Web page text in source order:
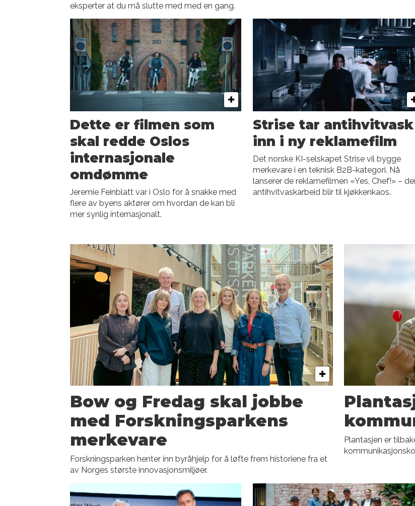
eksperter at du må slutte med med en gang.
Dette er filmen som
skal redde Oslos
internasjonale
omdømme
Jeremie Feinblatt var i Oslo for å snakke med
flere av byens aktører om hvordan de kan bli
mer synlig internasjonalt.
Strise tar antihvitvask
inn i ny reklamefilm
Det norske KI-selskapet Strise vil bygge
merkevare i en teknisk B2B-kategori. Nå
lanserer de reklamefilmen «Yes, Chef!» –
antihvitvaskarbeid blir til kjøkkenkaos.
Bow og Fredag skal jobbe
med Forskningsparkens
merkevare
Forskningsparken henter inn byråhjelp for å løfte frem historiene fra et
av Norges største innovasjonsmiljøer.
Plantasjen er